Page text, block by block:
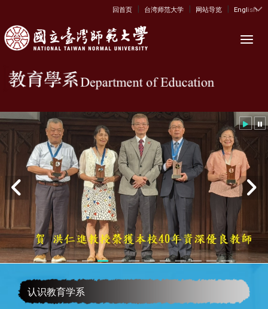
:::
回首页 | 台湾师范大学 | 网站导览 | English
认识教育学系